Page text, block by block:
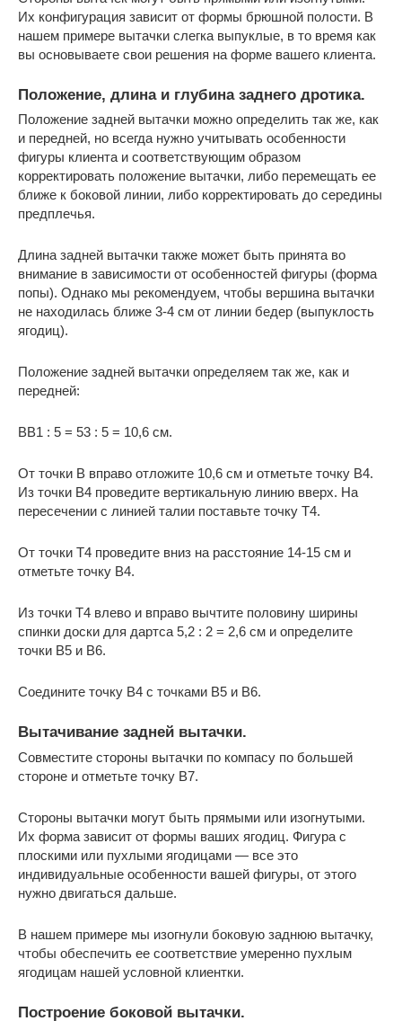
Их конфигурация зависит от формы брюшной полости. В
нашем примере вытачки слегка выпуклые, в то время как
вы основываете свои решения на форме вашего клиента.
Положение, длина и глубина заднего дротика.
Положение задней вытачки можно определить так же, как
и передней, но всегда нужно учитывать особенности
фигуры клиента и соответствующим образом
корректировать положение вытачки, либо перемещать ее
ближе к боковой линии, либо корректировать до середины
предплечья.
Длина задней вытачки также может быть принята во
внимание в зависимости от особенностей фигуры (форма
попы). Однако мы рекомендуем, чтобы вершина вытачки
не находилась ближе 3-4 см от линии бедер (выпуклость
ягодиц).
Положение задней вытачки определяем так же, как и
передней:
BB1 : 5 = 53 : 5 = 10,6 см.
От точки B вправо отложите 10,6 см и отметьте точку B4.
Из точки B4 проведите вертикальную линию вверх. На
пересечении с линией талии поставьте точку Т4.
От точки Т4 проведите вниз на расстояние 14-15 см и
отметьте точку В4.
Из точки Т4 влево и вправо вычтите половину ширины
спинки доски для дартса 5,2 : 2 = 2,6 см и определите
точки В5 и В6.
Соедините точку B4 с точками B5 и B6.
Вытачивание задней вытачки.
Совместите стороны вытачки по компасу по большей
стороне и отметьте точку B7.
Стороны вытачки могут быть прямыми или изогнутыми.
Их форма зависит от формы ваших ягодиц. Фигура с
плоскими или пухлыми ягодицами — все это
индивидуальные особенности вашей фигуры, от этого
нужно двигаться дальше.
В нашем примере мы изогнули боковую заднюю вытачку,
чтобы обеспечить ее соответствие умеренно пухлым
ягодицам нашей условной клиентки.
Построение боковой вытачки.